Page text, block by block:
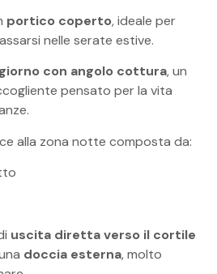
portico coperto, ideale per
nelle serate estive.
con angolo cottura, un
pensato per la vita
alla zona notte composta da:
uscita diretta verso il cortile
doccia esterna, molto